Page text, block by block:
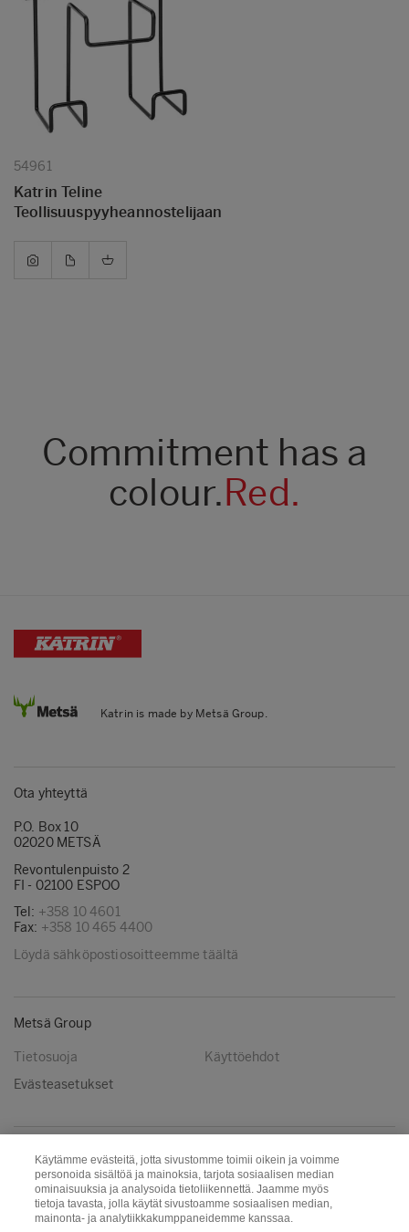
54961
Katrin Teline
Teollisuuspyyheannostelijaan
Commitment has a
colour.Red.
Katrin is made by Metsä Group.
Ota yhteyttä
P.O. Box 10
02020 METSÄ
Revontulenpuisto 2
FI - 02100 ESPOO
Tel: +358 10 4601
Fax: +358 10 465 4400
Löydä sähköpostiosoitteemme täältä
Metsä Group
Tietosuoja
Käyttöehdot
Evästeasetukset
Seuraa meitä
LinkedIn Youtube
Käytämme evästeitä, jotta sivustomme toimii oikein ja voimme
personoida sisältöä ja mainoksia, tarjota sosiaalisen median
ominaisuuksia ja analysoida tietoliikennettä. Jaamme myös
tietoja tavasta, jolla käytät sivustoamme sosiaalisen median,
mainonta- ja analytiikkakumppaneidemme kanssaa.